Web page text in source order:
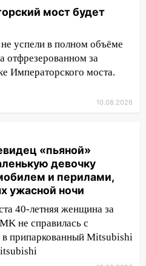
двух «Лад» в
оказалась
районе
байк
на пропавшего
мост
СК России по
вручили ключи от
оставшихся
очевидец
мост будет
успели в полном объёме
отфрезерованном за
Императорского моста.
10.08.2026
«пьяной»
девочку
и перилами,
ужасной ночи
40-летняя женщина за
не справилась с
в припаркованный Mitsubishi